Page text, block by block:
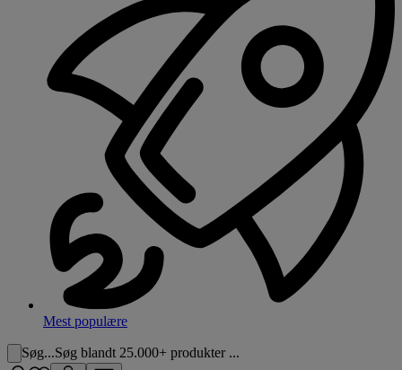
Mest populære
Søg...Søg blandt 25.000+ produkter ...